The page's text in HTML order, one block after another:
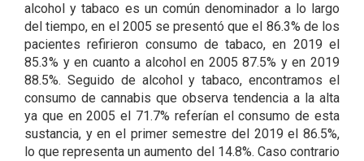
alcohol y tabaco es un común denominador a lo largo
del tiempo, en el 2005 se presentó que el 86.3% de los
pacientes refirieron consumo de tabaco, en 2019 el
85.3% y en cuanto a alcohol en 2005 87.5% y en 2019
88.5%. Seguido de alcohol y tabaco, encontramos el
consumo de cannabis que observa tendencia a la alta
ya que en 2005 el 71.7% referían el consumo de esta
sustancia, y en el primer semestre del 2019 el 86.5%,
lo que representa un aumento del 14.8%. Caso contrario